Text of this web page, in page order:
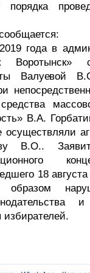
порядка
года в
Воротынск»
Валуевой
средства
В.А.
осуществляли
В.О..
18
избирателей.